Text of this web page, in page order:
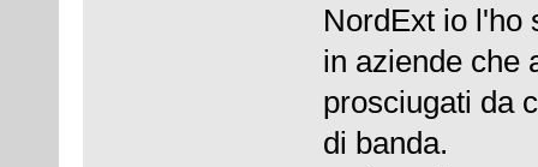
NordExt io l'ho
in aziende che
prosciugati da
di banda.